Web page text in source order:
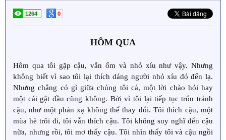
1264 0
HÔM QUA
Hôm qua tôi gặp cậu, vẫn ốm và nhỏ xíu như vậy. Nhưng
không biết vì sao tôi lại thích dáng người nhỏ xíu đó đến lạ.
Nhưng chẳng có gì giữa chúng tôi cả, một lời chào hỏi hay
một cái gật đầu cũng không. Bởi vì tôi lại tiếp tục trốn tránh
cậu, như một phản xạ không thể thay đổi. Tôi thích cậu, một
mùa hè trôi đi, tôi vẫn thích cậu. Tôi không suy nghĩ đến cậu
nữa, nhưng rồi, tôi mơ thấy cậu. Tôi nhìn thấy tôi và cậu ngồi